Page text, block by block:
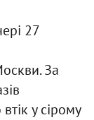
27
За
у сірому